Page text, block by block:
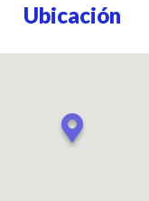
Ubicación